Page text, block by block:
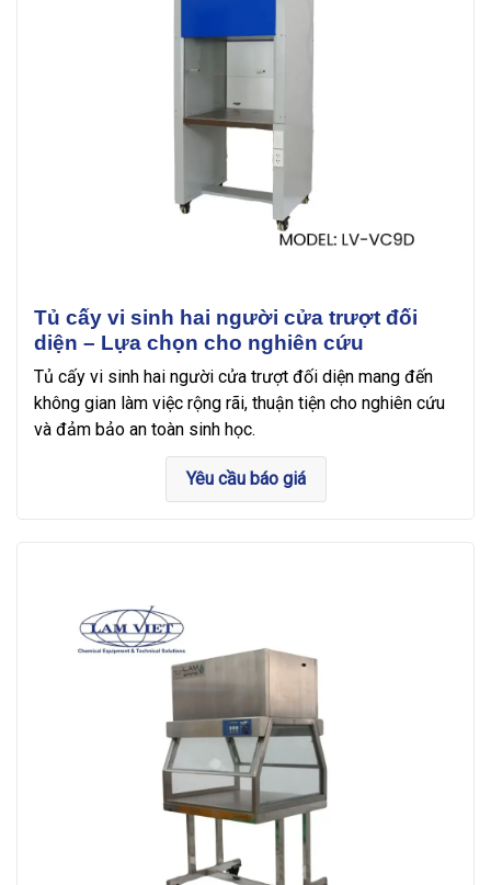
Tủ cấy vi sinh hai người cửa trượt đối
diện – Lựa chọn cho nghiên cứu
Tủ cấy vi sinh hai người cửa trượt đối diện mang đến
không gian làm việc rộng rãi, thuận tiện cho nghiên cứu
và đảm bảo an toàn sinh học.
Yêu cầu báo giá